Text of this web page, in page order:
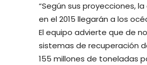
“Según sus proyecciones,
en el 2015 llegarán a los
El equipo advierte que de
sistemas de recuperación
155 millones de toneladas